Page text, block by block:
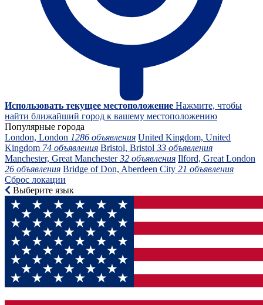
Использовать текущее местоположение Нажмите, чтобы
найти ближайший город к вашему местоположению
Популярные города
London, London 1286 объявления United Kingdom, United
Kingdom 74 объявления Bristol, Bristol 33 объявления
Manchester, Great Manchester32 объявления Ilford, Great London
26 объявления Bridge of Don, Aberdeen City 21 объявления
Сброс локации
Выберите язык